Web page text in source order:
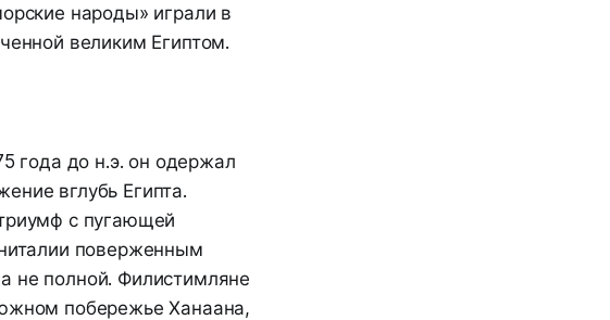
народы» играли в
великим Египтом.
года до н.э. он одержал
вглубь Египта.
с пугающей
поверженным
не полной. Филистимляне
побережье Ханаана,